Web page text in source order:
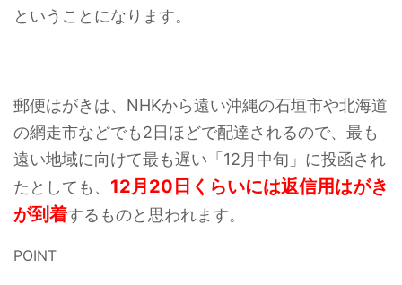
ということになります。
郵便はがきは、NHKから遠い沖縄の石垣市や北海道
の網走市などでも2日ほどで配達されるので、最も
遠い地域に向けて最も遅い「12月中旬」に投函され
たとしても、 12月20日くらいには返信用はがき
が到着するものと思われます。
POINT